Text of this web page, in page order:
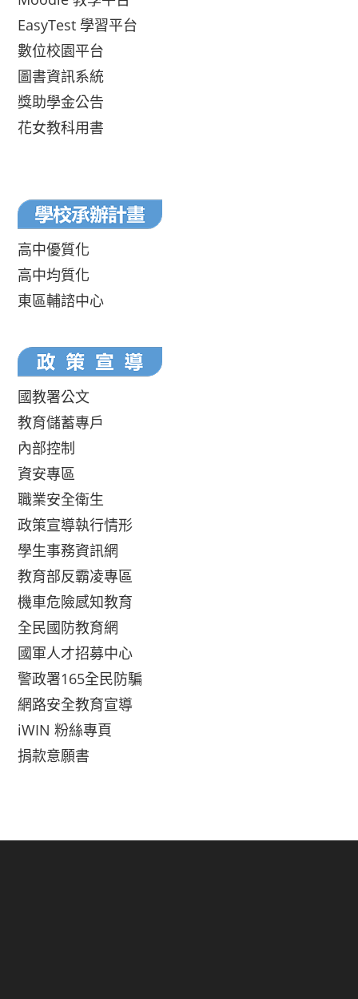
EasyTest 學習平台
數位校園平台
圖書資訊系統
獎助學金公告
花女教科用書
高中優質化
高中均質化
東區輔諮中心
國教署公文
教育儲蓄專戶
內部控制
資安專區
職業安全衛生
政策宣導執行情形
學生事務資訊網
教育部反霸凌專區
機車危險感知教育
全民國防教育網
國軍人才招募中心
警政署165全民防騙
網路安全教育宣導
iWIN 粉絲專頁
捐款意願書